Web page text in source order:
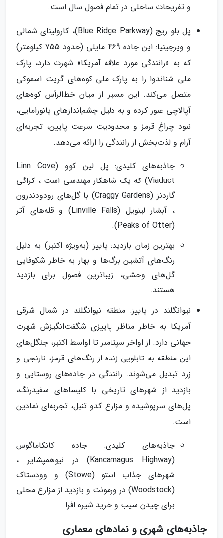
و تفریحات ساحلی در تمام فصول سال است.
پل بلو ریج (Blue Ridge Parkway)، کارولینای شمالی
و ویرجینیا: این جاده 469 مایلی (حدود 755 کیلومتر)
که به «رانندگی مورد علاقه آمریکا» شهرت دارد، پارک
ملی شناندوا را به پارک ملی کوه‌های گریت اسموکی
متصل می‌کند. این مسیر از میان خط‌الرأس کوه‌های
آپالاچی عبور کرده و به دلیل چشم‌اندازهای پانورامایی،
نبود چراغ قرمز و محدودیت سرعت پایین، تجربه‌ای
آرام و لذت‌بخش از رانندگی را ارائه می‌دهد.
جاذبه‌های کلیدی: پل لین کوو (Linn Cove
Viaduct) که یک شاهکار مهندسی است ، کراگی
گاردنز (Craggy Gardens) با گل‌های رودودندرون
، آبشار لینویل (Linville Falls) و قله‌های آتر
(Peaks of Otter).
بهترین زمان بازدید: پاییز (به‌ویژه اکتبر) به دلیل
رنگ‌های آتشین برگ‌ها و بهار به خاطر شکوفایی
گل‌های وحشی، زیباترین فصول برای بازدید
هستند.
نیوانگلند در پاییز: منطقه نیوانگلند در شمال شرقی
آمریکا به خاطر مناظر پاییزی شگفت‌انگیزش شهرت
جهانی دارد. از اواخر سپتامبر تا اواسط اکتبر، جنگل‌های
این منطقه به تابلویی زنده از رنگ‌های قرمز، نارنجی و
زرد تبدیل می‌شوند. رانندگی در جاده‌های روستایی و
بازدید از شهرهای تاریخی با کلیساهای سفیدرنگ،
پل‌های سرپوشیده و مزارع کدو تنبل، تجربه‌ای نمادین
است.
جاذبه‌های کلیدی: جاده کانکاماگوس
(Kancamagus Highway) در نیوهمپشایر ،
شهرهای جذاب استو (Stowe) و وودستاک
(Woodstock) در ورمونت و بازدید از مزارع محلی
برای چیدن سیب و خرید شیره افرا.
جاذبه‌های شهری و نمادهای معماری